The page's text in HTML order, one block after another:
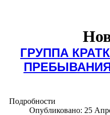
ГРУППА
Подробности
Опубликовано: 25